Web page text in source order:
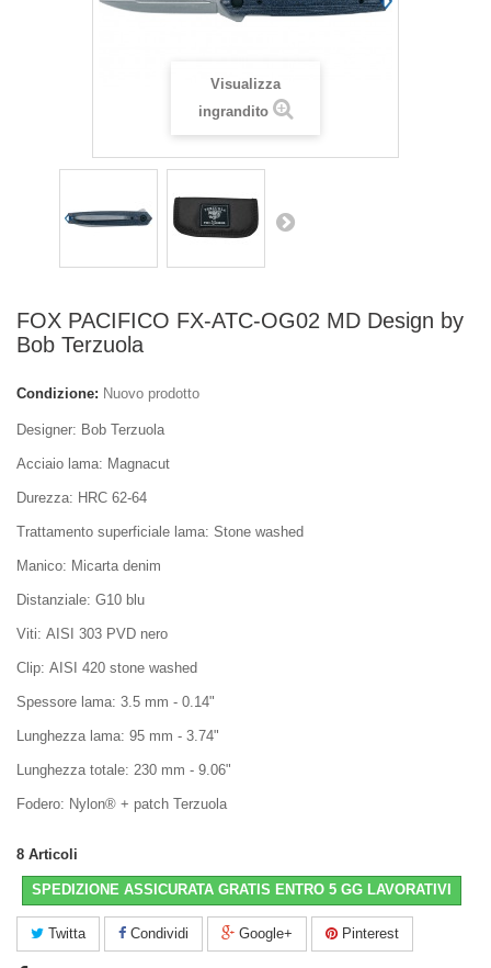
Visualizza
ingrandito
FOX PACIFICO FX-ATC-OG02 MD Design by
Bob Terzuola
Condizione: Nuovo prodotto
Designer: Bob Terzuola
Acciaio lama: Magnacut
Durezza: HRC 62-64
Trattamento superficiale lama: Stone washed
Manico: Micarta denim
Distanziale: G10 blu
Viti: AISI 303 PVD nero
Clip: AISI 420 stone washed
Spessore lama: 3.5 mm - 0.14"
Lunghezza lama: 95 mm - 3.74"
Lunghezza totale: 230 mm - 9.06"
Fodero: Nylon® + patch Terzuola
8 Articoli
SPEDIZIONE ASSICURATA GRATIS ENTRO 5 GG LAVORATIVI
Twitta Condividi Google+ Pinterest